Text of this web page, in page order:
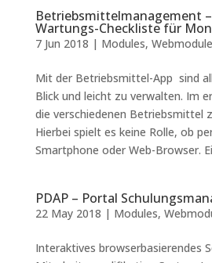
Betriebsmittelmanagement
Wartungs-Checkliste für
7 Jun 2018 | Modules, Webmodule
Mit der Betriebsmittel-App sind
Blick und leicht zu verwalten. Im
die verschiedenen Betriebsmittel
Hierbei spielt es keine Rolle, ob
Smartphone oder Web-Browser.
PDAP – Portal
22 May 2018 | Modules,
Interaktives browserbasierendes